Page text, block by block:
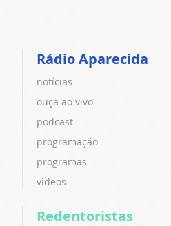
Rádio Aparecida
notícias
ouça ao vivo
podcast
programação
programas
vídeos
Redentoristas